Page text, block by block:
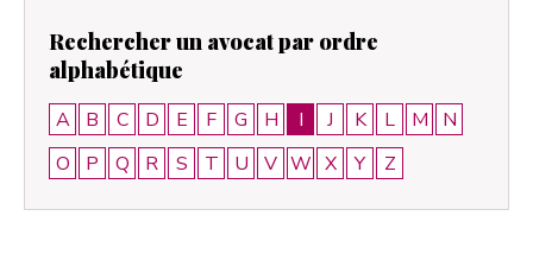
Rechercher un avocat par ordre
alphabétique
A B C D E F G H I J K L M
N
O
P Q R S T U V W X Y Z